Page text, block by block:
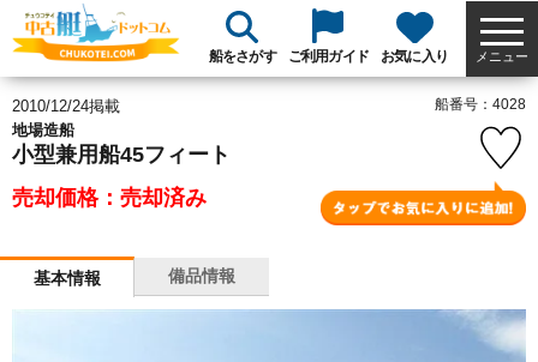
船をさがす ご利用ガイド お気に入り メニュー
2010/12/24掲載
地場造船
小型兼用船45フィート
売却価格：売却済み
船番号：4028
基本情報 備品情報